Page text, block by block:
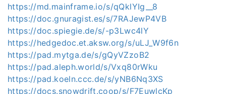
https://md.mainframe.io/s/qQklYIg__8
https://doc.gnuragist.es/s/7RAJewP4VB
https://doc.spiegie.de/s/-p3Lwc4lY
https://hedgedoc.et.aksw.org/s/uLJ_W9f6n
https://pad.mytga.de/s/gQyVZzoB2
https://pad.aleph.world/s/Vxq80rWku
https://pad.koeln.ccc.de/s/yNB6Nq3XS
https://docs.snowdrift.coop/s/F7EuwlcKp